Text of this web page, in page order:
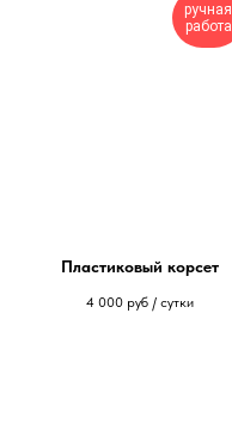
ручная
работа
Пластиковый корсет
4 000 руб / сутки